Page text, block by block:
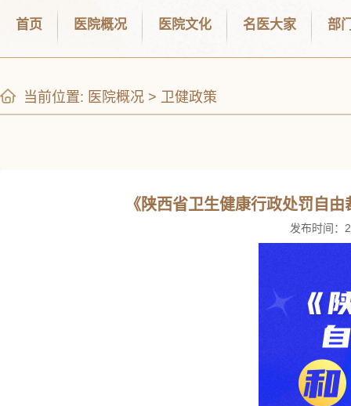
首页 医院概况 医院文化 名医大家 部
当前位置: 医院概况 > 卫健政策
《陕西省卫生健康行政处罚自
发布时间：